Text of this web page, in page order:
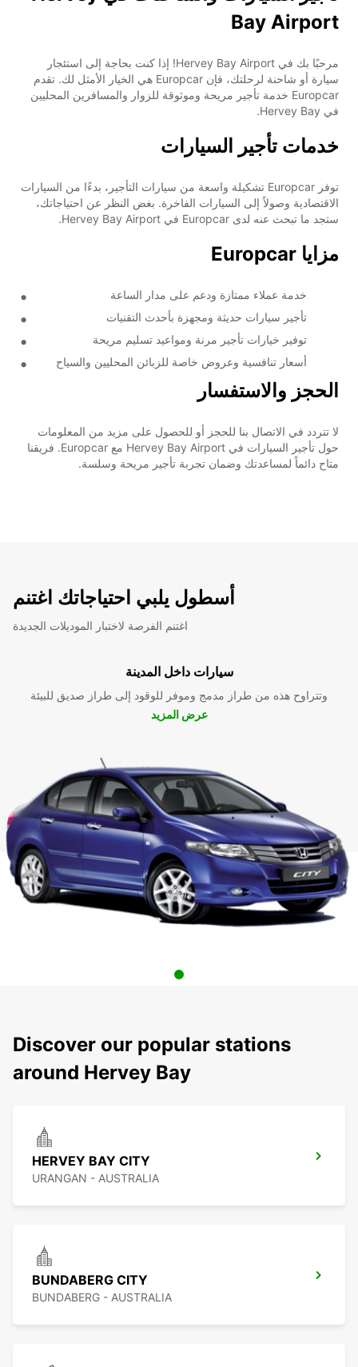
Bay Airport
مرحبًا بك في Hervey Bay Airport! إذا كنت بحاجة إلى استئجار
سيارة أو شاحنة لرحلتك، فإن Europcar هي الخيار الأمثل لك. تقدم
Europcar خدمة تأجير مريحة وموثوقة للزوار والمسافرين المحليين
في Hervey Bay.
خدمات تأجير السيارات
توفر Europcar تشكيلة واسعة من سيارات التأجير، بدءًا من السيارات
الاقتصادية وصولاً إلى السيارات الفاخرة. بغض النظر عن احتياجاتك،
ستجد ما تبحث عنه لدى Europcar في Hervey Bay Airport.
مزايا Europcar
خدمة عملاء ممتازة ودعم على مدار الساعة
تأجير سيارات حديثة ومجهزة بأحدث التقنيات
توفير خيارات تأجير مرنة ومواعيد تسليم مريحة
أسعار تنافسية وعروض خاصة للزبائن المحليين والسياح
الحجز والاستفسار
لا تتردد في الاتصال بنا للحجز أو للحصول على مزيد من المعلومات
حول تأجير السيارات في Hervey Bay Airport مع Europcar. فريقنا
متاح دائماً لمساعدتك وضمان تجربة تأجير مريحة وسلسة.
أسطول يلبي احتياجاتك اغتنم
اغتنم الفرصة لاختبار الموديلات الجديدة
سيارات داخل المدينة
وتتراوح هذه من طراز مدمج وموفر للوقود إلى طراز صديق للبيئة
عرض المزيد
Discover our popular stations
around Hervey Bay
HERVEY BAY CITY
URANGAN - AUSTRALIA
BUNDABERG CITY
BUNDABERG - AUSTRALIA